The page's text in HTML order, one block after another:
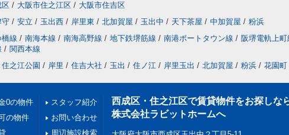
区 / 大阪市住之江区 / 大阪市住吉区
守 / 安立 / 玉出西 / 岸里東 / 北加賀屋 / 玉出中 / 天下茶屋 / 中加賀屋 / 粉浜
線 / 南海本線 / 南海高野線 / 地下鉄堺筋線 / 南港ポートタウン線 / 阪堺電軌上町
/ 関西本線
住之江公園 / 岸里 / 住吉大社 / 玉出 / 住ノ江 / 岸里玉出 / 北加賀屋 / 粉浜 / 花園町
0の物件
の物件
スタッフ紹介
お問い合わせ
周辺施設検索
西成区・住之江区で賃貸物件をお探しな
株式会社ラビットホームへ